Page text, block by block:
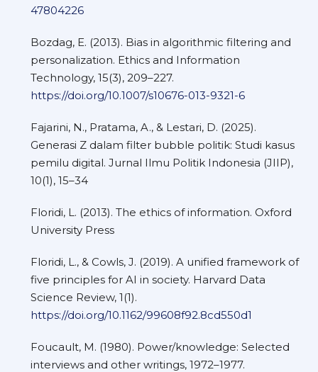
47804226
Bozdag, E. (2013). Bias in algorithmic filtering and
personalization. Ethics and Information
Technology, 15(3), 209–227.
https://doi.org/10.1007/s10676-013-9321-6
Fajarini, N., Pratama, A., & Lestari, D. (2025).
Generasi Z dalam filter bubble politik: Studi kasus
pemilu digital. Jurnal Ilmu Politik Indonesia (JIIP),
10(1), 15–34
Floridi, L. (2013). The ethics of information. Oxford
University Press
Floridi, L., & Cowls, J. (2019). A unified framework of
five principles for AI in society. Harvard Data
Science Review, 1(1).
https://doi.org/10.1162/99608f92.8cd550d1
Foucault, M. (1980). Power/knowledge: Selected
interviews and other writings, 1972–1977.